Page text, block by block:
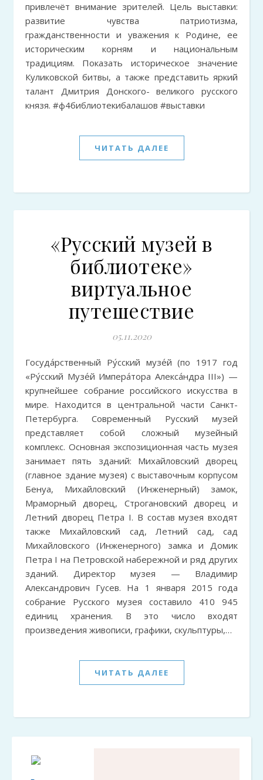
привлечёт внимание зрителей. Цель выставки:
развитие чувства патриотизма,
гражданственности и уважения к Родине, ее
историческим корням и национальным
традициям. Показать историческое значение
Куликовской битвы, а также представить яркий
талант Дмитрия Донского- великого русского
князя. #ф4библиотекибалашов #выставки
ЧИТАТЬ ДАЛЕЕ
«Русский музей в
библиотеке»
виртуальное
путешествие
05.11.2020
Госуда́рственный Ру́сский музе́й (по 1917 год
«Ру́сский Музе́й Импера́тора Алекса́ндра III») —
крупнейшее собрание российского искусства в
мире. Находится в центральной части Санкт-
Петербурга. Современный Русский музей
представляет собой сложный музейный
комплекс. Основная экспозиционная часть музея
занимает пять зданий: Михайловский дворец
(главное здание музея) с выставочным корпусом
Бенуа, Михайловский (Инженерный) замок,
Мраморный дворец, Строгановский дворец и
Летний дворец Петра I. В состав музея входят
также Михайловский сад, Летний сад, сад
Михайловского (Инженерного) замка и Домик
Петра I на Петровской набережной и ряд других
зданий. Директор музея — Владимир
Александрович Гусев. На 1 января 2015 года
собрание Русского музея составило 410 945
единиц хранения. В это число входят
произведения живописи, графики, скульптуры,…
ЧИТАТЬ ДАЛЕЕ